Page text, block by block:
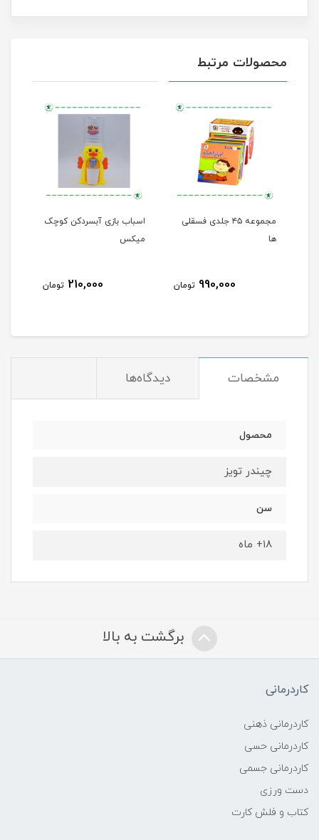
محصولات مرتبط
مجموعه ۴۵ جلدی فسقلی
ها
990,000 تومان
اسباب بازی آبسردکن کوچک
میکس
210,000 تومان
مشخصات دیدگاه‌ها
محصول
چیندر تویز
سن
۱۸+ ماه
برگشت به بالا
کاردرمانی
کاردرمانی ذهنی
کاردرمانی حسی
کاردرمانی جسمی
دست ورزی
کتاب و فلش کارت